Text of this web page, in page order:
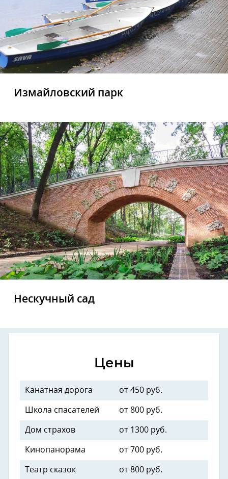
Измайловский парк
Нескучный сад
Цены
Канатная дорога от 450 руб.
Школа спасателей от 800 руб.
Дом страхов от 1300 руб.
Кинопанорама от 700 руб.
Театр сказок от 800 руб.